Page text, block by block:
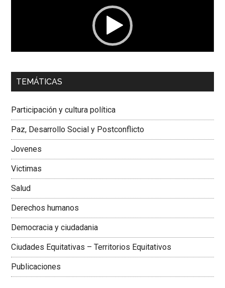
00:00 01:04
Dra. Carolina Corcho Mejía,Presidenta Corporación
Colombiana
TEMÁTICAS
Participación y cultura política
Paz, Desarrollo Social y Postconflicto
Jovenes
Victimas
Salud
Derechos humanos
Democracia y ciudadania
Ciudades Equitativas – Territorios Equitativos
Publicaciones